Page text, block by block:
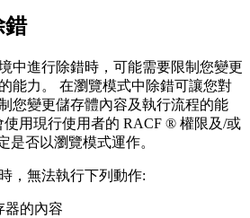
錯
中進行除錯時，可能需要限制您變更
能力。 在瀏覽模式中除錯可讓您對
您變更儲存體內容及執行流程的能
用現行使用者的 RACF ® 權限及/或
是否以瀏覽模式運作。
，無法執行下列動作:
器的內容